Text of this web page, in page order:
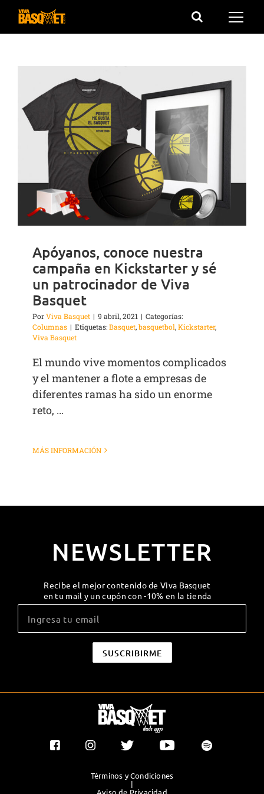
Saltar
Apóyanos, conoce nuestra
campaña en Kickstarter y sé
un patrocinador de Viva
Basquet
PorViva Basquet | 9 abril, 2021 | Categorías:
Columnas | Etiquetas:Basquet,basquetbol,Kickstarter,
Viva Basquet
El mundo vive momentos complicados
y el mantener a flote a empresas de
diferentes ramas ha sido un enorme
reto, ...
MÁS INFORMACIÓN
NEWSLETTER
Recibe el mejor contenido de Viva Basquet
en tu mail y un cupón con -10% en la tienda
Términos y Condiciones
|
Aviso de Privacidad